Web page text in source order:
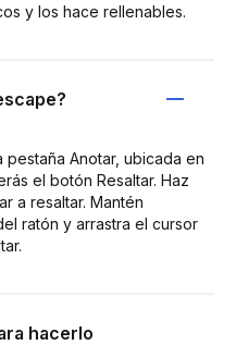
y los hace rellenables.
pestaña Anotar, ubicada en
el botón Resaltar. Haz
a resaltar. Mantén
ratón y arrastra el cursor
hacerlo